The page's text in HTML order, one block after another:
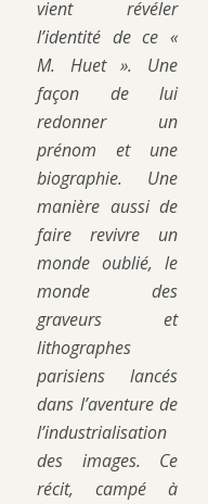
vient révéler
l’identité de ce «
M. Huet ». Une
façon de lui
redonner un
prénom et une
biographie. Une
manière aussi de
faire revivre un
monde oublié, le
monde des
graveurs et
lithographes
parisiens lancés
dans l’aventure de
l’industrialisation
des images. Ce
récit, campé à